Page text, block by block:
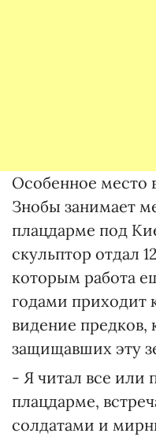
Особенное место
Знобы занимает
плацдарме под
скульптор отдал
которым работа
годами приходит
видение предков,
защищавших эту
- Я читал все или
плацдарме,
солдатами и